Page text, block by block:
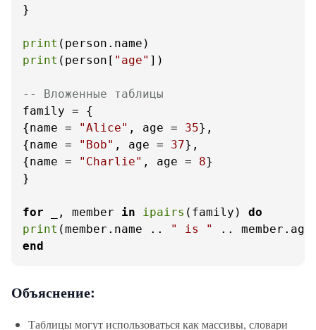
}
print
print (person[ "age" ])
-- Вложенные таблицы
family = {
{name =
"Alice" , age = 35},
{name =
"Bob" , age = 37},
{name =
"Charlie" , age = 8}
}
for _, member in ipairs (family) do
print (member.name .. " is "
..
end
Объяснение:
Таблицы могут использоваться как массивы, словари